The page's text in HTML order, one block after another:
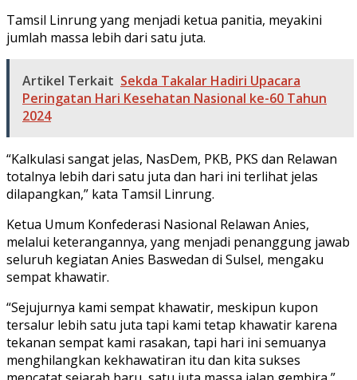
Tamsil Linrung yang menjadi ketua panitia, meyakini
jumlah massa lebih dari satu juta.
Artikel Terkait Sekda Takalar Hadiri Upacara
Peringatan Hari Kesehatan Nasional ke-60 Tahun
2024
“Kalkulasi sangat jelas, NasDem, PKB, PKS dan Relawan
totalnya lebih dari satu juta dan hari ini terlihat jelas
dilapangkan,” kata Tamsil Linrung.
Ketua Umum Konfederasi Nasional Relawan Anies,
melalui keterangannya, yang menjadi penanggung jawab
seluruh kegiatan Anies Baswedan di Sulsel, mengaku
sempat khawatir.
“Sejujurnya kami sempat khawatir, meskipun kupon
tersalur lebih satu juta tapi kami tetap khawatir karena
tekanan sempat kami rasakan, tapi hari ini semuanya
menghilangkan kekhawatiran itu dan kita sukses